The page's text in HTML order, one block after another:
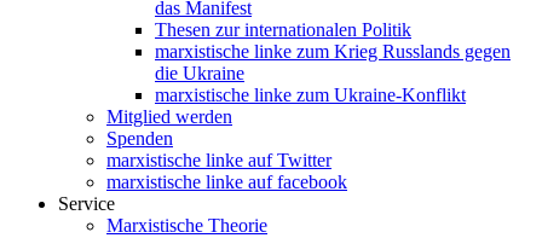
das Manifest
Thesen zur internationalen Politik
marxistische linke zum Krieg Russlands gegen
die Ukraine
marxistische linke zum Ukraine-Konflikt
Mitglied werden
Spenden
marxistische linke auf Twitter
marxistische linke auf facebook
Service
Marxistische Theorie